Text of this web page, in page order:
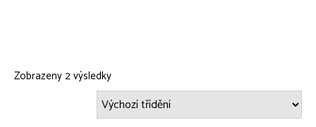
Zobrazeny 2 výsledky